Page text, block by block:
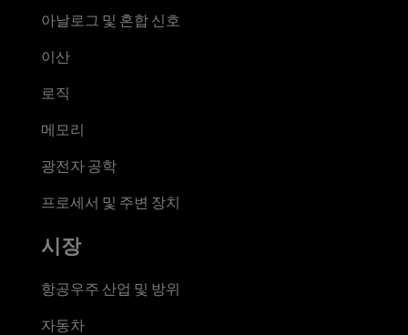
아날로그 및 혼합 신호
이산
로직
메모리
광전자 공학
프로세서 및 주변 장치
시장
항공우주 산업 및 방위
자동차